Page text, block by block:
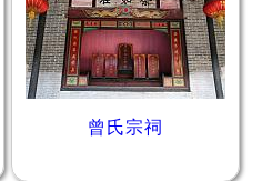
曾氏宗祠